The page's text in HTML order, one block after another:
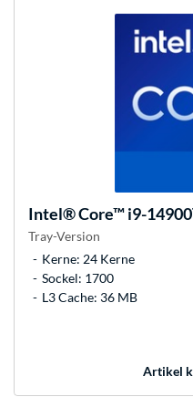
Intel®Core™ i9-
Tray-Version
Kerne: 24 Kerne
Sockel: 1700
L3 Cache: 36 MB
Artikel